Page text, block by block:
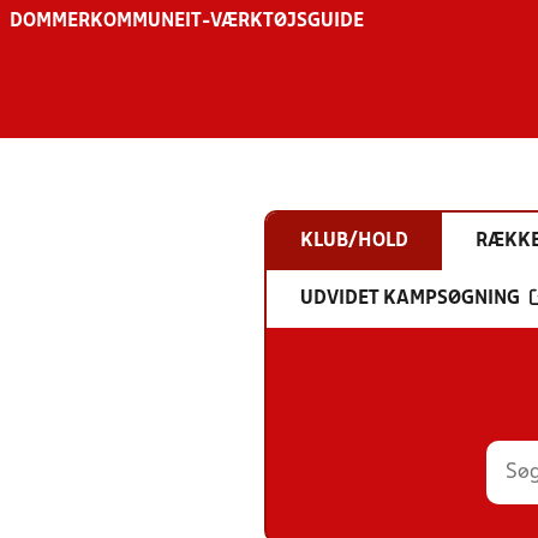
DOMMER KOMMUNE IT-VÆRKTØJSGUIDE
KLUB/HOLD
UDVIDET KAMPSØGNING